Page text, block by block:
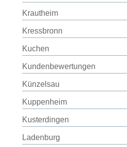
Krautheim
Kressbronn
Kuchen
Kundenbewertungen
Künzelsau
Kuppenheim
Kusterdingen
Ladenburg